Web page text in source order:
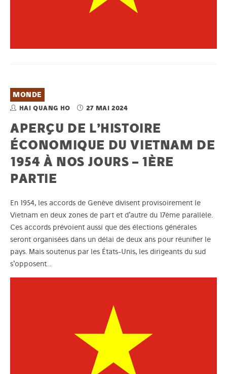
MONDE
HAI QUANG HO 27 MAI 2024
APERÇU DE L’HISTOIRE
ÉCONOMIQUE DU VIETNAM DE
1954 À NOS JOURS – 1ÈRE
PARTIE
En 1954, les accords de Genève divisent provisoirement le
Vietnam en deux zones de part et d’autre du 17ème parallèle.
Ces accords prévoient aussi que des élections générales
seront organisées dans un délai de deux ans pour réunifier le
pays. Mais soutenus par les États-Unis, les dirigeants du sud
s’opposent…